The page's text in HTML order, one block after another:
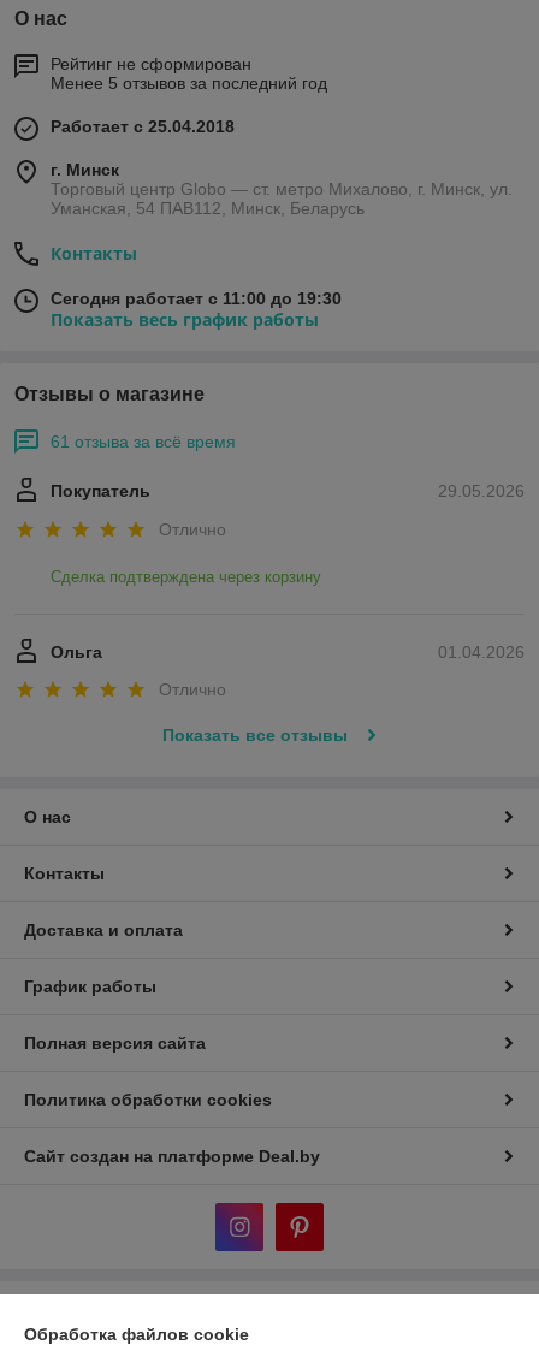
О нас
Рейтинг не сформирован
Менее 5 отзывов за последний год
Работает с 25.04.2018
г. Минск
Торговый центр Globo — ст. метро Михалово, г. Минск, ул.
Уманская, 54 ПАВ112, Минск, Беларусь
Контакты
Сегодня работает с 11:00 до 19:30
Показать весь график работы
Отзывы о магазине
61 отзыва за всё время
29.05.2026
Покупатель
Отлично
Сделка подтверждена через корзину
01.04.2026
Ольга
Отлично
Показать все отзывы
О нас
Контакты
Доставка и оплата
График работы
Полная версия сайта
Политика обработки cookies
Сайт создан на платформе Deal.by
Обработка файлов cookie